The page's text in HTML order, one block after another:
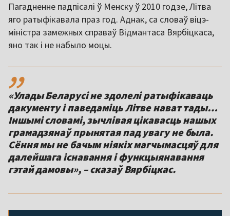
Пагадненне падпісалі ў Менску ў 2010 годзе, Літва
яго ратыфікавала праз год. Аднак, са словаў віцэ-
міністра замежных справаў Відмантаса Вярбіцкаса,
яно так і не набыло моцы.
,,
«Улады Беларусі не здолелі ратыфікаваць
дакументу і паведаміць Літве нават тады…
Іншымі словамі, зычлівая цікавасць нашых
грамадзянаў прынятая пад увагу не была.
Сёння мы не бачым ніякіх магчымасцяў для
далейшага існавання і функцыянавання
гэтай дамовы», – сказаў Вярбіцкас.